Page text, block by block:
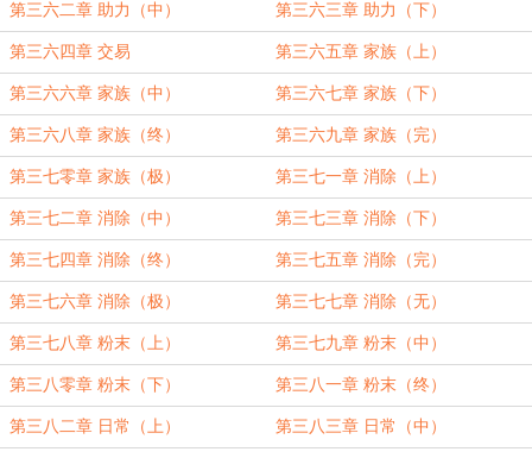
第三六二章 助力（中） 第三六三章 助力（下）
第三六四章 交易 第三六五章 家族（上）
第三六六章 家族（中） 第三六七章 家族（下）
第三六八章 家族（终） 第三六九章 家族（完）
第三七零章 家族（极） 第三七一章 消除（上）
第三七二章 消除（中） 第三七三章 消除（下）
第三七四章 消除（终） 第三七五章 消除（完）
第三七六章 消除（极） 第三七七章 消除（无）
第三七八章 粉末（上） 第三七九章 粉末（中）
第三八零章 粉末（下） 第三八一章 粉末（终）
第三八二章 日常（上） 第三八三章 日常（中）